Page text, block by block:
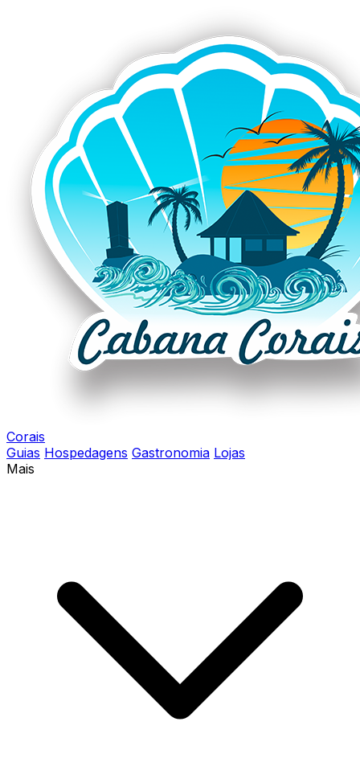
Corais
Guias Hospedagens Gastronomia Lojas
Mais